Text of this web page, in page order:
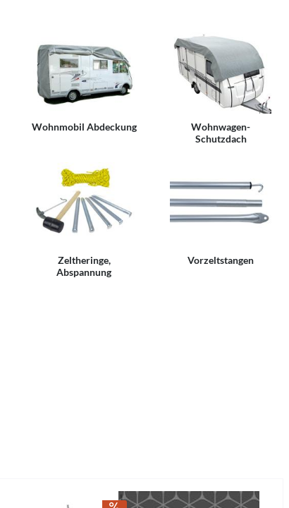
Wohnmobil Abdeckung
Wohnwagen-
Schutzdach
Zeltheringe,
Abspannung
Vorzeltstangen